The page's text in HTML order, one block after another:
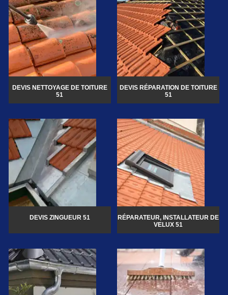
DEVIS NETTOYAGE DE TOITURE
51
DEVIS RÉPARATION DE TOITURE
51
DEVIS ZINGUEUR 51
RÉPARATEUR, INSTALLATEUR DE
VELUX 51